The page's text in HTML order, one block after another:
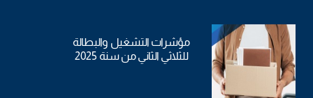
مؤشرات التشغيل والبطالة
للثلاثي الثاني من سنة 2025